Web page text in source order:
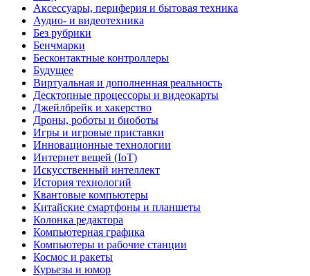
Аксессуары, периферия и бытовая техника
Аудио- и видеотехника
Без рубрики
Бенчмарки
Бесконтактные контроллеры
Будущее
Виртуальная и дополненная реальность
Десктопные процессоры и видеокарты
Джейлбрейк и хакерство
Дроны, роботы и биоботы
Игры и игровые приставки
Инновационные технологии
Интернет вещей (IoT)
Искусственный интеллект
История технологий
Квантовые компьютеры
Китайские смартфоны и планшеты
Колонка редактора
Компьютерная графика
Компьютеры и рабочие станции
Космос и ракеты
Курьезы и юмор